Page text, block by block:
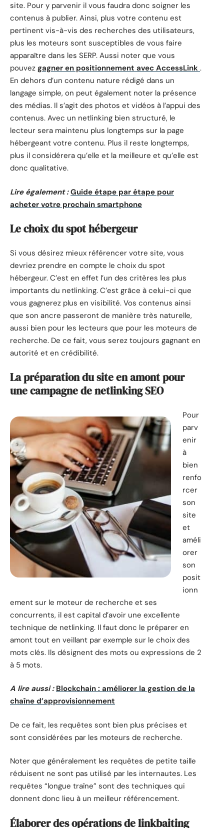
site. Pour y parvenir il vous faudra donc soigner les
contenus à publier. Ainsi, plus votre contenu est
pertinent vis-à-vis des recherches des utilisateurs,
plus les moteurs sont susceptibles de vous faire
apparaître dans les SERP. Aussi noter que vous
pouvez gagner en positionnement avec AccessLink .
En dehors d’un contenu nature rédigé dans un
langage simple, on peut également noter la présence
des médias. Il s’agit des photos et vidéos à l’appui des
contenus. Avec un netlinking bien structuré, le
lecteur sera maintenu plus longtemps sur la page
hébergeant votre contenu. Plus il reste longtemps,
plus il considérera qu’elle et la meilleure et qu’elle est
donc qualitative.
Lire également : Guide étape par étape pour
acheter votre prochain smartphone
Le choix du spot hébergeur
Si vous désirez mieux référencer votre site, vous
devriez prendre en compte le choix du spot
hébergeur. C’est en effet l’un des critères les plus
importants du netlinking. C’est grâce à celui-ci que
vous gagnerez plus en visibilité. Vos contenus ainsi
que son ancre passeront de manière très naturelle,
aussi bien pour les lecteurs que pour les moteurs de
recherche. De ce fait, vous serez toujours gagnant en
autorité et en crédibilité.
La préparation du site en amont pour
une campagne de netlinking SEO
Pour
parv
enir
à
bien
renfo
rcer
son
site
et
améli
orer
son
posit
ionn
ement sur le moteur de recherche et ses
concurrents, il est capital d’avoir une excellente
technique de netlinking. Il faut donc le préparer en
amont tout en veillant par exemple sur le choix des
mots clés. Ils désignent des mots ou expressions de 2
à 5 mots.
A lire aussi : Blockchain : améliorer la gestion de la
chaîne d’approvisionnement
De ce fait, les requêtes sont bien plus précises et
sont considérées par les moteurs de recherche.
Noter que généralement les requêtes de petite taille
réduisent ne sont pas utilisé par les internautes. Les
requêtes “longue traîne” sont des techniques qui
donnent donc lieu à un meilleur référencement.
Élaborer des opérations de linkbaiting